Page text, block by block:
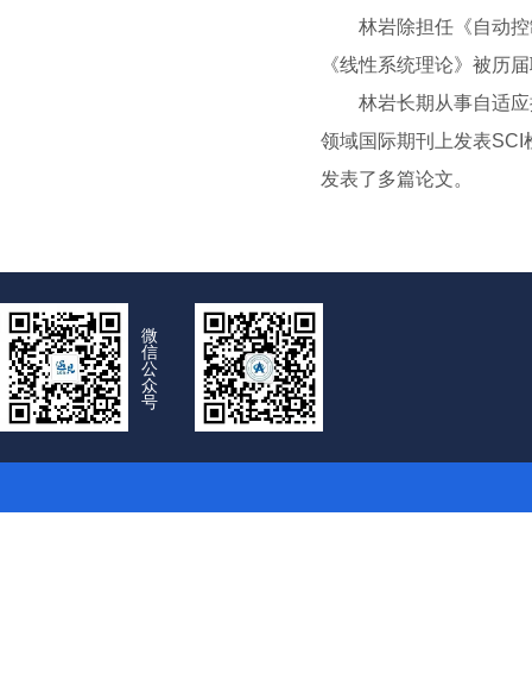
林岩除担任《自动
《线性系统理论》被历
林岩长期从事自适
领域国际期刊上发表SCI
发表了多篇论文。
微
信
公
众
号